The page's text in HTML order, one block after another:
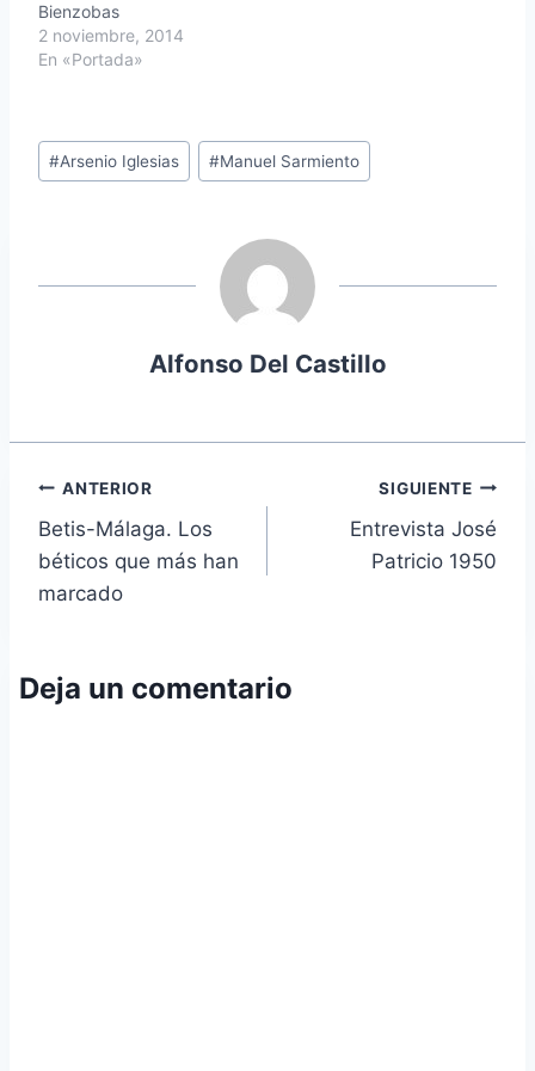
Bienzobas
2 noviembre, 2014
En «Portada»
Etiquetas
de
#Arsenio Iglesias #Manuel Sarmiento
Alfonso Del Castillo
Navegación
de
entradas
ANTERIOR
Betis-Málaga. Los
béticos que más han
marcado
SIGUIENTE
Entrevista José
Patricio 1950
Deja un comentario